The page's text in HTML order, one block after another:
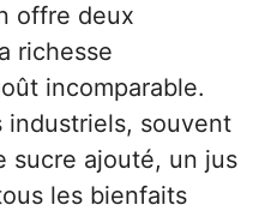
offre deux
richesse
incomparable.
industriels, souvent
sucre ajouté, un jus
les bienfaits